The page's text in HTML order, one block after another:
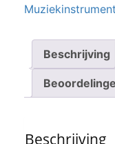
Beschrijving
Beschrijving